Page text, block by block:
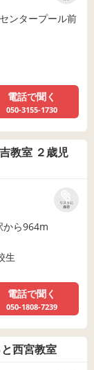
ンタープール前
電話で聞く
050-3155-1730
２歳児
リストに
保存
から964m
生
電話で聞く
050-1808-7239
西宮教室